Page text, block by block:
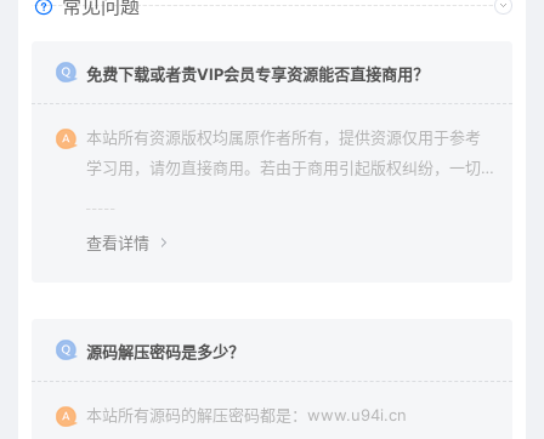
常见问题
免费下载或者贵VIP会员专享资源能否直接商用？
本站所有资源版权均属原作者所有，提供资源仅用于参考
学习用，请勿直接商用。若由于商用引起版权纠纷，一切
查看详情
源码解压密码是多少？
本站所有源码的解压密码都是：www.u94i.cn